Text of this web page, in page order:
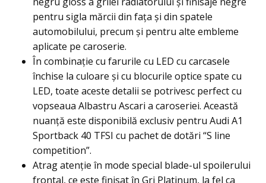
pentru sigla mărcii din fața și din spatele
automobilului, precum și pentru alte embleme
aplicate pe caroserie.
În combinație cu farurile cu LED cu carcasele
închise la culoare și cu blocurile optice spate cu
LED, toate aceste detalii se potrivesc perfect cu
vopseaua Albastru Ascari a caroseriei. Această
nuanță este disponibilă exclusiv pentru Audi A1
Sportback 40 TFSI cu pachet de dotări “S line
competition”.
Atrag atenție în mode special blade-ul spoilerului
frontal, ce este finisat în Gri Platinum, la fel ca